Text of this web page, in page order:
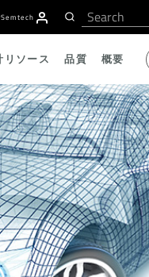
Semtech
リソース 品質 概要